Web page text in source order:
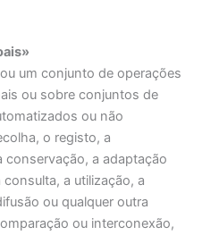
um conjunto de operações
ou sobre conjuntos de
ou não
o registo, a
conservação, a adaptação
a utilização, a
ou qualquer outra
ou interconexão,